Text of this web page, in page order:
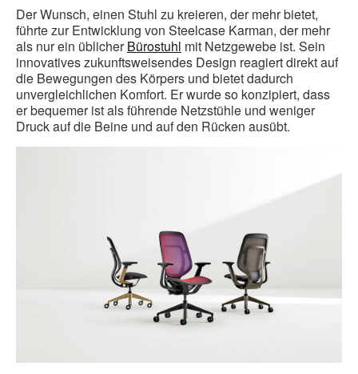
Der Wunsch, einen Stuhl zu kreieren, der mehr bietet,
führte zur Entwicklung von Steelcase Karman, der mehr
als nur ein üblicherBürostuhl mit Netzgewebe ist. Sein
innovatives zukunftsweisendes Design reagiert direkt auf
die Bewegungen des Körpers und bietet dadurch
unvergleichlichen Komfort. Er wurde so konzipiert, dass
er bequemer ist als führende Netzstühle und weniger
Druck auf die Beine und auf den Rücken ausübt.